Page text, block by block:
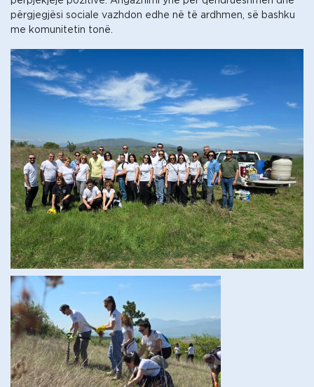
përgjegjësi sociale vazhdon edhe në të ardhmen, së bashku
me komunitetin tonë.